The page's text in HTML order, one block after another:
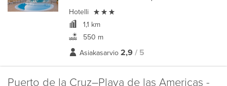
Hotelli 
1,1 km
550 m
Asiakasarvio 2,9 / 5
Puerto de la Cruz–Playa de las Americas -